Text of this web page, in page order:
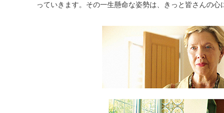
っていきます。その一生懸命な姿勢は、きっと皆さんの心